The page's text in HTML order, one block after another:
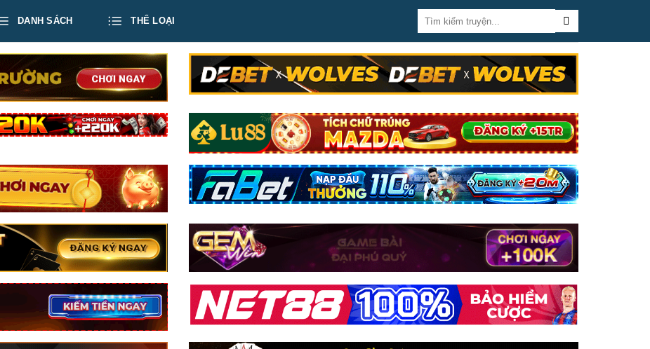
DANH SÁCH THỂ LOẠI